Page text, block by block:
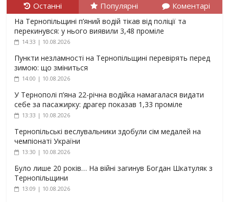
Останні Популярні Коментарі
На Тернопільщині п’яний водій тікав від поліції та
перекинувся: у нього виявили 3,48 проміле
14:33 | 10.08.2026
Пункти незламності на Тернопільщині перевірять перед
зимою: що зміниться
14:00 | 10.08.2026
У Тернополі п’яна 22-річна водійка намагалася видати
себе за пасажирку: драгер показав 1,33 проміле
13:33 | 10.08.2026
Тернопільські веслувальники здобули сім медалей на
чемпіонаті України
13:30 | 10.08.2026
Було лише 20 років… На війні загинув Богдан Шкатуляк з
Тернопільщини
13:09 | 10.08.2026